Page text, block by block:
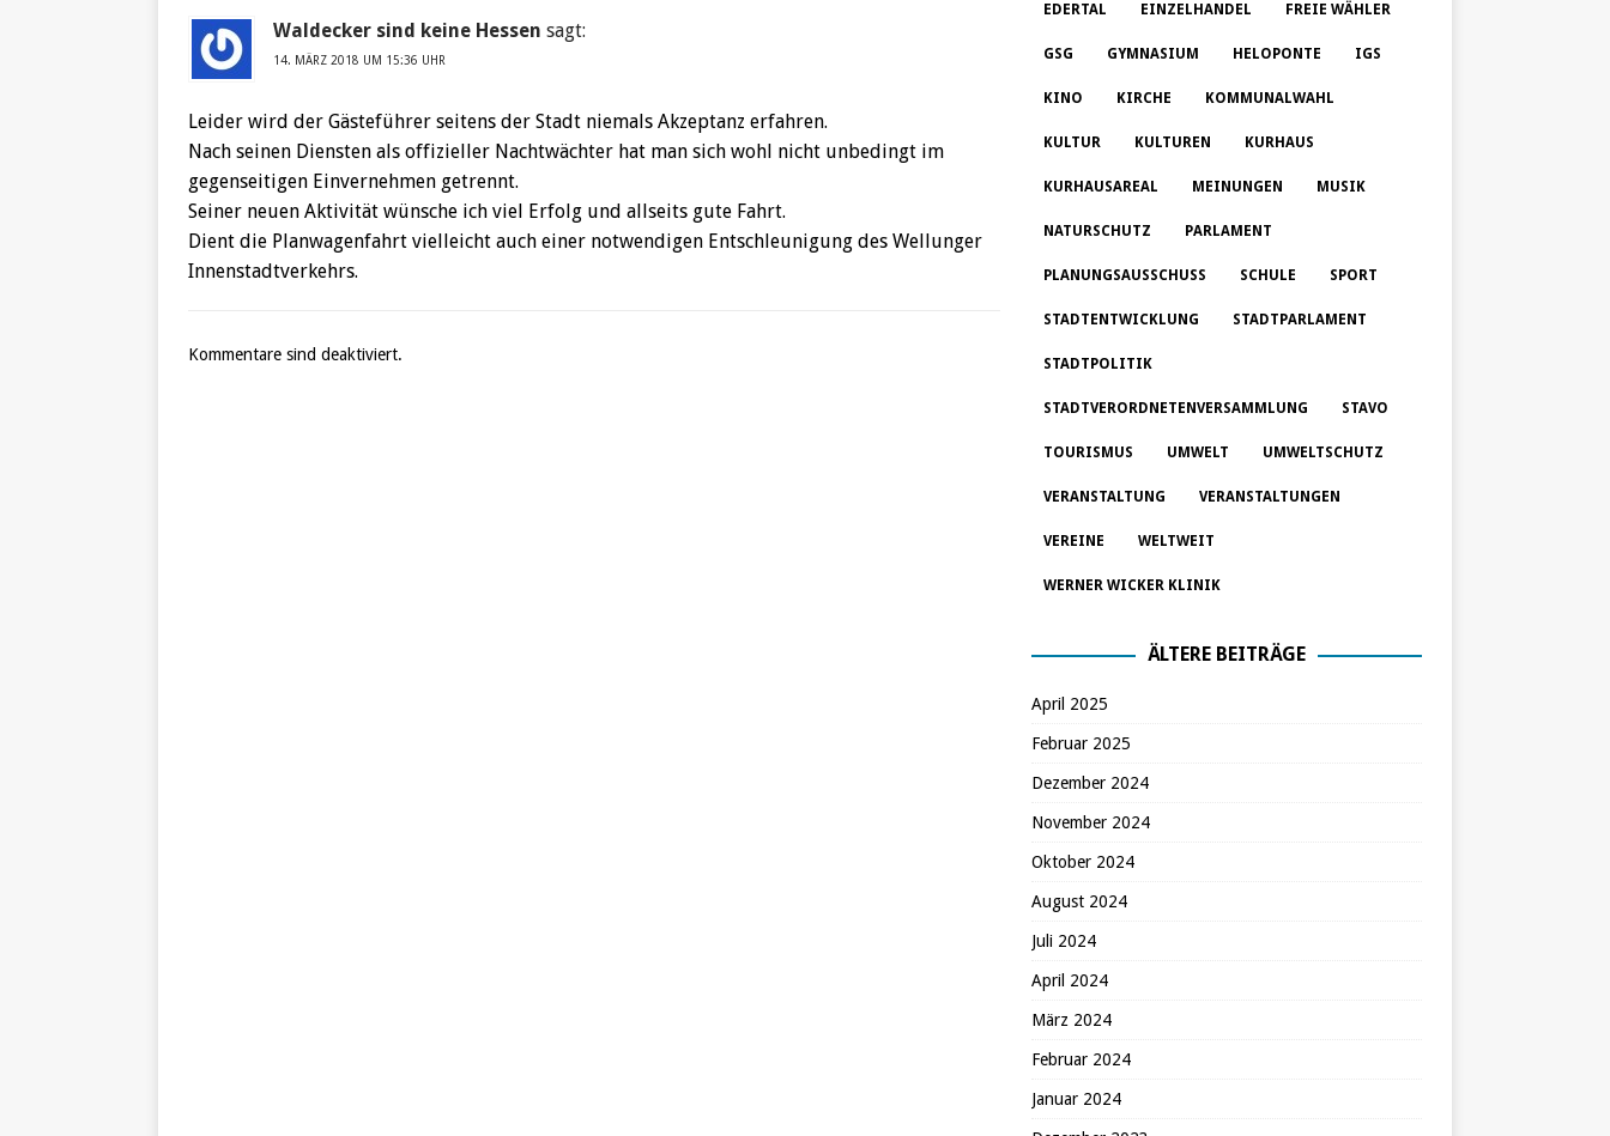
Waldecker sind keine Hessen sagt:
14. MÄRZ 2018 UM 15:36 UHR
Leider wird der Gästeführer seitens der Stadt niemals Akzeptanz erfahren.
Nach seinen Diensten als offizieller Nachtwächter hat man sich wohl nicht unbedingt im
gegenseitigen Einvernehmen getrennt.
Seiner neuen Aktivität wünsche ich viel Erfolg und allseits gute Fahrt.
Dient die Planwagenfahrt vielleicht auch einer notwendigen Entschleunigung des Wellunger
Innenstadtverkehrs.
Kommentare sind deaktiviert.
EDERTAL EINZELHANDEL FREIE WÄHLER
GSG GYMNASIUM HELOPONTE IGS
KINO KIRCHE KOMMUNALWAHL
KULTUR KULTUREN KURHAUS
KURHAUSAREAL MEINUNGEN MUSIK
NATURSCHUTZ PARLAMENT
PLANUNGSAUSSCHUSS SCHULE SPORT
STADTENTWICKLUNG STADTPARLAMENT
STADTPOLITIK
STADTVERORDNETENVERSAMMLUNG STAVO
TOURISMUS UMWELT UMWELTSCHUTZ
VERANSTALTUNG VERANSTALTUNGEN
VEREINE WELTWEIT
WERNER WICKER KLINIK
ÄLTERE BEITRÄGE
April 2025
Februar 2025
Dezember 2024
November 2024
Oktober 2024
August 2024
Juli 2024
April 2024
März 2024
Februar 2024
Januar 2024